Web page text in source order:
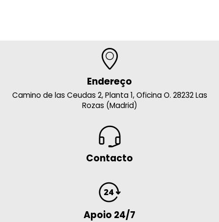
Endereço
Camino de las Ceudas 2, Planta 1, Oficina O. 28232 Las
Rozas (Madrid)
Contacto
Apoio 24/7